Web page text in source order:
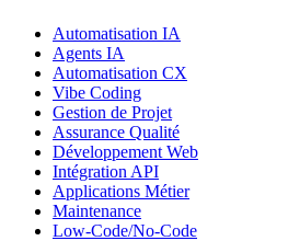
Automatisation IA
Agents IA
Automatisation CX
Vibe Coding
Gestion de Projet
Assurance Qualité
Développement Web
Intégration API
Applications Métier
Maintenance
Low-Code/No-Code